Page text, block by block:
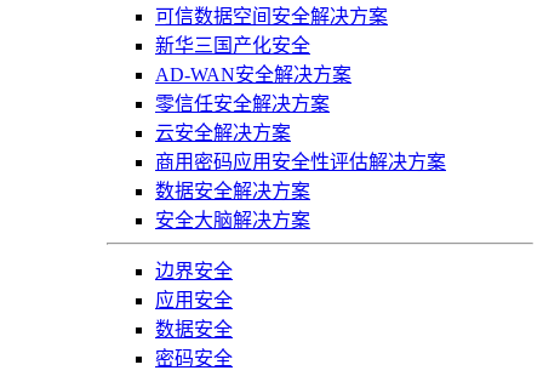
可信数据空间安全解决方案
新华三国产化安全
AD-WAN安全解决方案
零信任安全解决方案
云安全解决方案
商用密码应用安全性评估解决方案
数据安全解决方案
安全大脑解决方案
边界安全
应用安全
数据安全
密码安全